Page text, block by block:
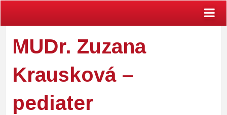
MUDr. Zuzana
Krausková –
pediater